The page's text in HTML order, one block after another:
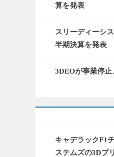
算を発表
スリーディーシ
半期決算を発表
3DEOが事業停止
キャデラックF1
ステムズの3Dプ